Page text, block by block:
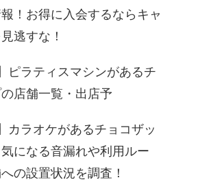
！お得に入会するならキャ
逃すな！
ピラティスマシンがあるチ
店舗一覧・出店予
カラオケがあるチョコザッ
になる音漏れや利用ルー
の設置状況を調査！